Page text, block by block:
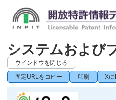
システムおよび
ウインドウを閉じる
固定URLをコピー 印刷 Xに